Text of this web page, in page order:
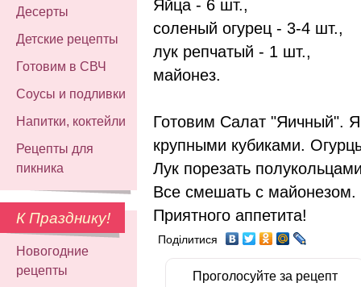
Десерты
Детские рецепты
Готовим в СВЧ
Соусы и подливки
Напитки, коктейли
Рецепты для
пикника
К Празднику!
Новогодние
рецепты
Яйца - 6 шт.,
соленый огурец - 3-4 шт.,
лук репчатый - 1 шт.,
майонез.
Готовим Салат "Яичный".
крупными кубиками.
Лук порезать
Все смешать с майонезом.
Приятного аппетита!
Поділитися
Проголосуйте за рецепт